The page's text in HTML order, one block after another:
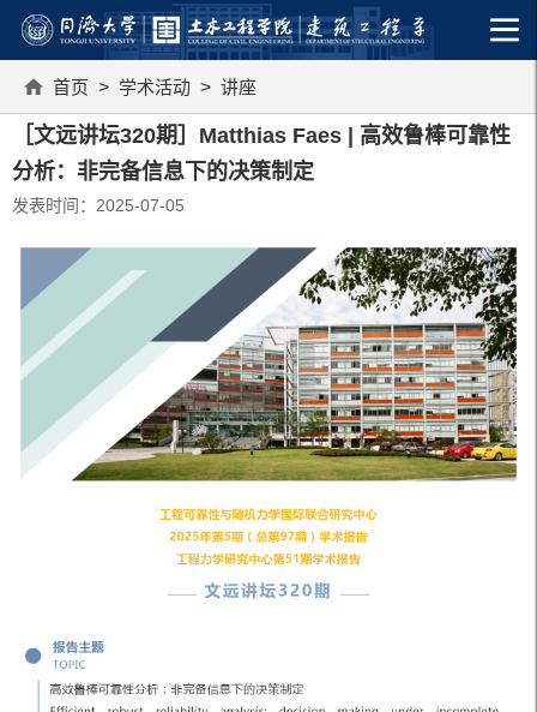
首页 > 学术活动 > 讲座
［文远讲坛320期］Matthias Faes | 高效鲁棒可靠性
分析：非完备信息下的决策制定
发表时间：2025-07-05